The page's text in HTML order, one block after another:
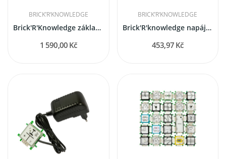
BRICK’R‘KNOWLEDGE
Brick'R'Knowledge základní vzdělávací sada
1 590,00 Kč
BRICK’R‘KNOWLEDGE
Brick'R'knowledge napájecí adaptér 12V 3A...
453,97 Kč